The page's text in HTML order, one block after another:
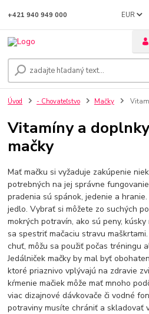
EUR
+421 940 949 000
Úvod - Chovateľstvo Mačky
Vitamíny a
mačky
Mať mačku si vyžaduje zakúpenie
potrebných na jej správne
pradenia sú spánok, jedenie a
jedlo. Vybrať si môžete zo suchých
mokrých potravín, ako sú peny,
sa spestriť mačaciu stravu
chuť, môžu sa použiť počas tréningu
Jedálniček mačky by mal byť
ktoré priaznivo vplývajú na zdravie
kŕmenie mačiek môže mať mnoho
viac dizajnové dávkovače či vodné
potraviny musíte chrániť a skladovať